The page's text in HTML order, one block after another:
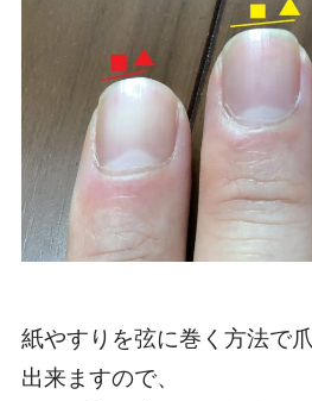
紙やすりを弦に巻く方法で
出来ますので、